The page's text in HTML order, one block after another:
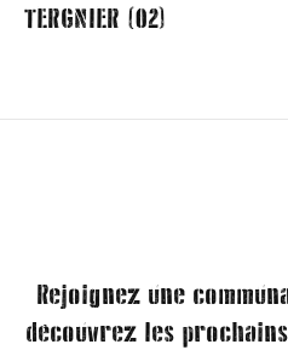
TERGNIER (02)
Rejoignez une
découvrez les